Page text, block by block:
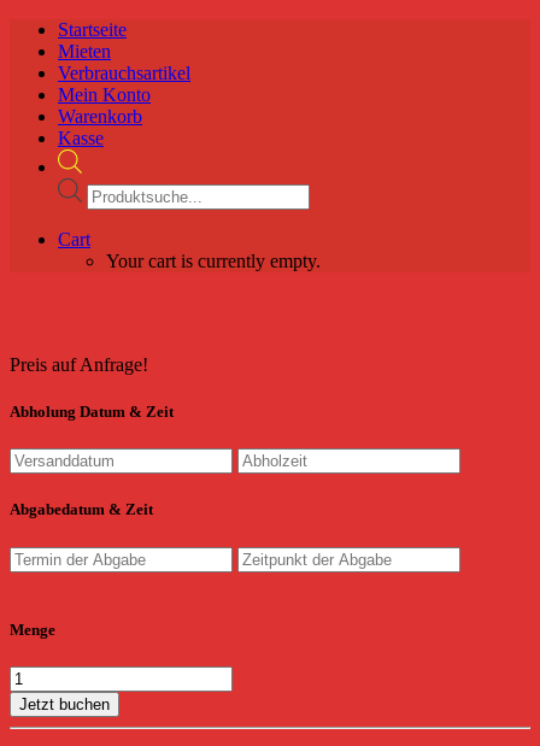
Startseite
Mieten
Verbrauchsartikel
Mein Konto
Warenkorb
Kasse
Products
search
Cart
Your cart is currently empty.
Preis auf Anfrage!
Abholung Datum & Zeit
Abgabedatum & Zeit
Menge
Jetzt buchen